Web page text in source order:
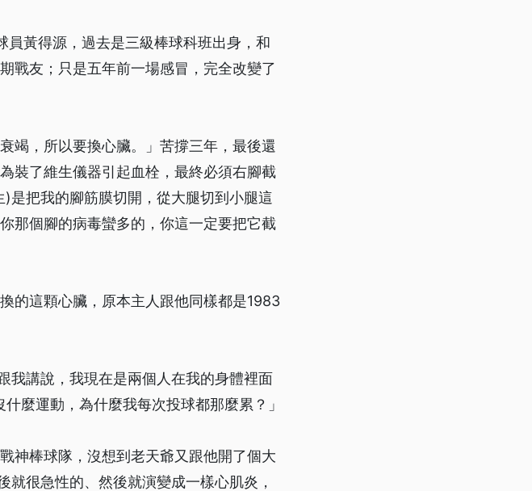
黃得源，過去是三級棒球科班出身，和
戰友；只是五年前一場感冒，完全改變了
竭，所以要換心臟。」苦撐三年，最後還
裝了維生儀器引起血栓，最終必須右腳截
是把我的腳筋膜切開，從大腿切到小腿這
那個腳的病毒蠻多的，你這一定要把它截
的這顆心臟，原本主人跟他同樣都是1983
我講說，我現在是兩個人在我的身體裡面
麼運動，為什麼我每次投球都那麼累？」
神棒球隊，沒想到老天爺又跟他開了個大
很急性的、然後就演變成一樣心肌炎，